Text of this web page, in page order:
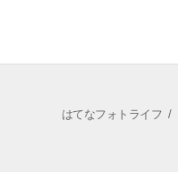
はてなフォトライフ /